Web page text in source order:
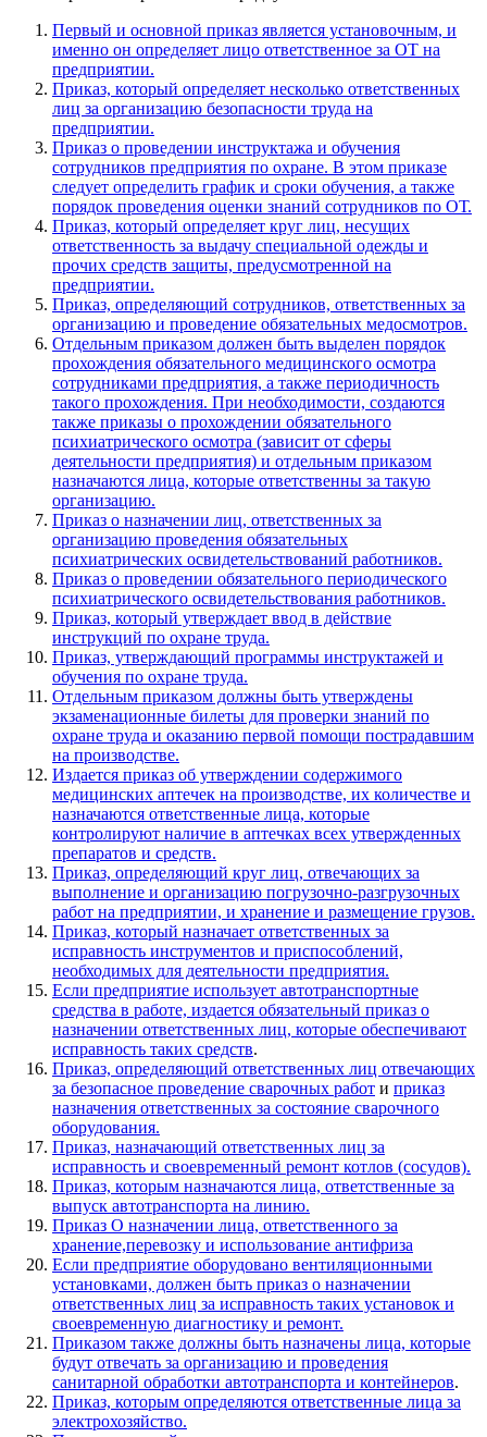
Первый и основной приказ является установочным, и
именно он определяет лицо ответственное за ОТ на
предприятии.
Приказ, который определяет несколько ответственных
лиц за организацию безопасности труда на
предприятии.
Приказ о проведении инструктажа и обучения
сотрудников предприятия по охране. В этом приказе
следует определить график и сроки обучения, а также
порядок проведения оценки знаний сотрудников по ОТ.
Приказ, который определяет круг лиц, несущих
ответственность за выдачу специальной одежды и
прочих средств защиты, предусмотренной на
предприятии.
Приказ, определяющий сотрудников, ответственных за
организацию и проведение обязательных медосмотров.
Отдельным приказом должен быть выделен порядок
прохождения обязательного медицинского осмотра
сотрудниками предприятия, а также периодичность
такого прохождения. При необходимости, создаются
также приказы о прохождении обязательного
психиатрического осмотра (зависит от сферы
деятельности предприятия) и отдельным приказом
назначаются лица, которые ответственны за такую
организацию.
Приказ о назначении лиц, ответственных за
организацию проведения обязательных
психиатрических освидетельствований работников.
Приказ о проведении обязательного периодического
психиатрического освидетельствования работников.
Приказ, который утверждает ввод в действие
инструкций по охране труда.
Приказ, утверждающий программы инструктажей и
обучения по охране труда.
Отдельным приказом должны быть утверждены
экзаменационные билеты для проверки знаний по
охране труда и оказанию первой помощи пострадавшим
на производстве.
Издается приказ об утверждении содержимого
медицинских аптечек на производстве, их количестве и
назначаются ответственные лица, которые
контролируют наличие в аптечках всех утвержденных
препаратов и средств.
Приказ, определяющий круг лиц, отвечающих за
выполнение и организацию погрузочно-разгрузочных
работ на предприятии, и хранение и размещение грузов.
Приказ, который назначает ответственных за
исправность инструментов и приспособлений,
необходимых для деятельности предприятия.
Если предприятие использует автотранспортные
средства в работе, издается обязательный приказ о
назначении ответственных лиц, которые обеспечивают
исправность таких средств.
Приказ, определяющий ответственных лиц отвечающих
за безопасное проведение сварочных работ и приказ
назначения ответственных за состояние сварочного
оборудования.
Приказ, назначающий ответственных лиц за
исправность и своевременный ремонт котлов (сосудов).
Приказ, которым назначаются лица, ответственные за
выпуск автотранспорта на линию.
Приказ О назначении лица, ответственного за
хранение,перевозку и использование антифриза
Если предприятие оборудовано вентиляционными
установками, должен быть приказ о назначении
ответственных лиц за исправность таких установок и
своевременную диагностику и ремонт.
Приказом также должны быть назначены лица, которые
будут отвечать за организацию и проведения
санитарной обработки автотранспорта и контейнеров.
Приказ, которым определяются ответственные лица за
электрохозяйство.